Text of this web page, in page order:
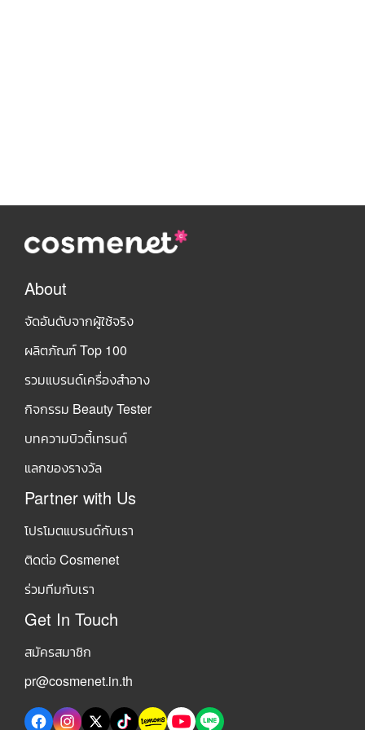
About
จัดอันดับจากผู้ใช้จริง
ผลิตภัณฑ์ Top 100
รวมแบรนด์เครื่องสำอาง
กิจกรรม Beauty Tester
บทความบิวตี้เทรนด์
แลกของรางวัล
Partner with Us
โปรโมตแบรนด์กับเรา
ติดต่อ Cosmenet
ร่วมทีมกับเรา
Get In Touch
สมัครสมาชิก
pr@cosmenet.in.th